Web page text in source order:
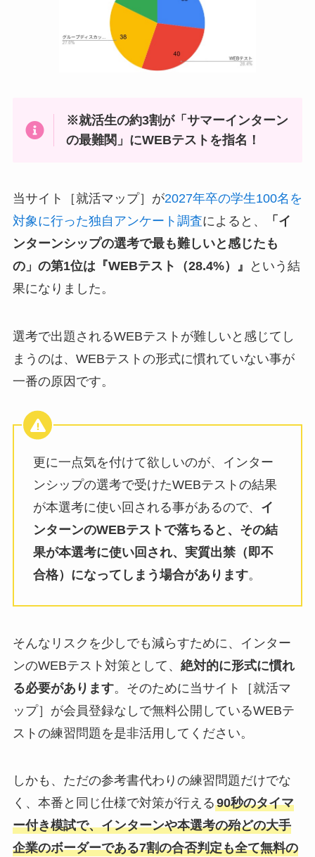
※就活生の約3割が「サマーインターン
の最難関」にWEBテストを指名！
当サイト［就活マップ］が2027年卒の学生100名を
対象に行った独自アンケート調査によると、
「イ
ンターンシップの選考で最も難しいと感じたも
の」の第1位は『WEBテスト（28.4%）』
という結
果になりました。
選考で出題されるWEBテストが難しいと感じてし
まうのは、WEBテストの形式に慣れていない事が
一番の原因です。
更に一点気を付けて欲しいのが、インター
ンシップの選考で受けたWEBテストの結果
が本選考に使い回される事があるので、 イ
ンターンのWEBテストで落ちると、その結
果が本選考に使い回され、実質出禁（即不
合格）になってしまう場合があります。
そんなリスクを少しでも減らすために、インター
ンのWEBテスト対策として、 絶対的に形式に慣れ
る必要があります。そのために当サイト［就活マ
ップ］が会員登録なしで無料公開しているWEBテ
ストの練習問題を是非活用してください。
しかも、ただの参考書代わりの練習問題だけでな
く、本番と同じ仕様で対策が行える90秒のタイマ
ー付き模試で、インターンや本選考の殆どの大手
企業のボーダーである7割の合否判定も全て無料の